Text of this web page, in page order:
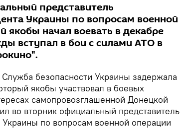
представитель
Украины по вопросам военной
якобы начал воевать в декабре
вступал в бои с силами АТО в
Служба безопасности Украины задержала
якобы участвовал в боевых
самопровозглашенной Донецкой
во вторник официальный представитель
по вопросам военной операции